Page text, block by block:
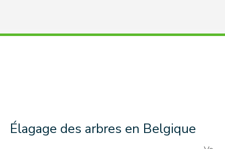
Élagage des arbres en Belgique